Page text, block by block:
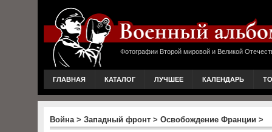
Фотографии Второй мировой и Великой
ГЛАВНАЯ КАТАЛОГ ЛУЧШЕЕ КАЛЕНДАРЬ
Война> Западный фронт > Освобождение Франции >